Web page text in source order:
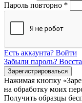
Пароль повторно *
Есть аккаунта? Войти
Забыли пароль?
Нажимая кнопку
на обработку моих
Получить образцы